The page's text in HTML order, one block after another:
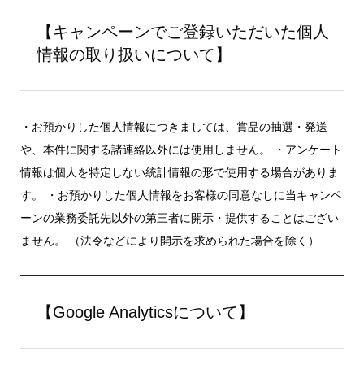
【キャンペーンでご登録いただいた個人
情報の取り扱いについて】
・お預かりした個人情報につきましては、賞品の抽選・発送
や、本件に関する諸連絡以外には使用しません。 ・アンケート
情報は個人を特定しない統計情報の形で使用する場合がありま
す。 ・お預かりした個人情報をお客様の同意なしに当キャンペ
ーンの業務委託先以外の第三者に開示・提供することはござい
ません。 （法令などにより開示を求められた場合を除く）
【Google Analyticsについて】